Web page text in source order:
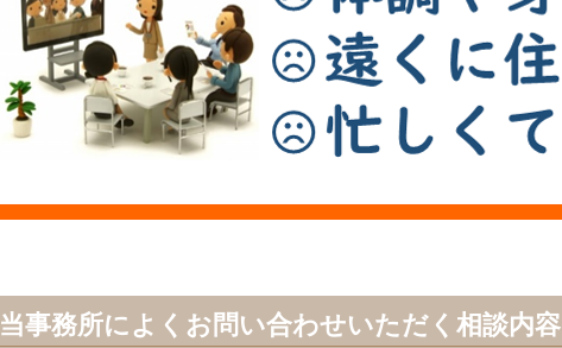
当事務所によくお問い合わせいただく相談内容